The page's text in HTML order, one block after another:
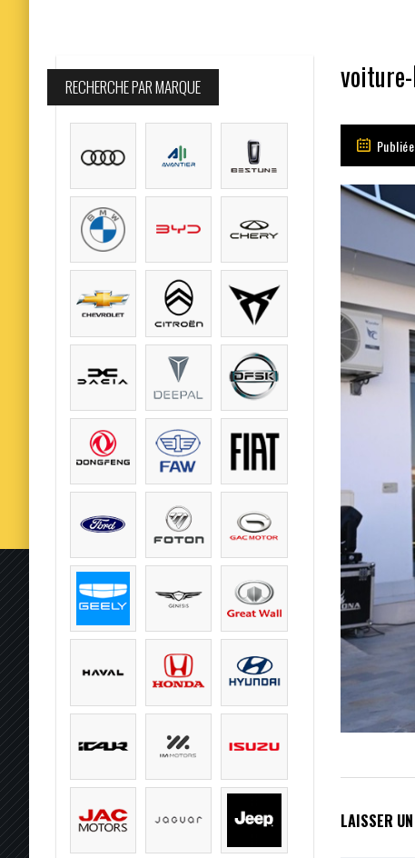
LAISSER
RECHERCHE PAR MARQUE